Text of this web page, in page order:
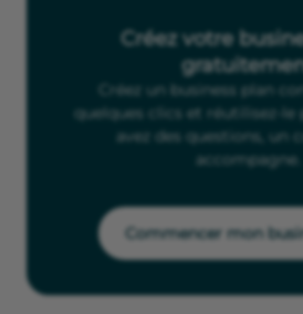
Créez votre
Créez un business plan
quelques clics et réutilisez-le
avez des questions, un
accompagne.
Commencer mon